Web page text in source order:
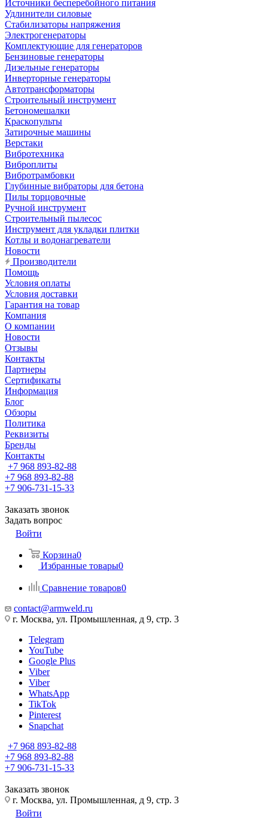
Источники бесперебойного питания
Удлинители силовые
Стабилизаторы напряжения
Электрогенераторы
Комплектующие для генераторов
Бензиновые генераторы
Дизельные генераторы
Инверторные генераторы
Автотрансформаторы
Строительный инструмент
Бетономешалки
Краскопульты
Затирочные машины
Верстаки
Вибротехника
Виброплиты
Вибротрамбовки
Глубинные вибраторы для бетона
Пилы торцовочные
Ручной инструмент
Строительный пылесос
Инструмент для укладки плитки
Котлы и водонагреватели
Новости
Производители
Помощь
Условия оплаты
Условия доставки
Гарантия на товар
Компания
О компании
Новости
Отзывы
Контакты
Партнеры
Сертификаты
Информация
Блог
Обзоры
Политика
Реквизиты
Бренды
Контакты
+7 968 893-82-88
+7 968 893-82-88
+7 906-731-15-33
Заказать звонок
Задать вопрос
Войти
Корзина0
Избранные товары0
Сравнение товаров0
contact@armweld.ru
г. Москва, ул. Промышленная, д 9, стр. 3
Telegram
YouTube
Google Plus
Viber
Viber
WhatsApp
TikTok
Pinterest
Snapchat
+7 968 893-82-88
+7 968 893-82-88
+7 906-731-15-33
Заказать звонок
г. Москва, ул. Промышленная, д 9, стр. 3
Войти